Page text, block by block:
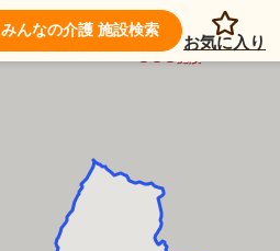
みんなの介護 施設検索
お気に入り
333